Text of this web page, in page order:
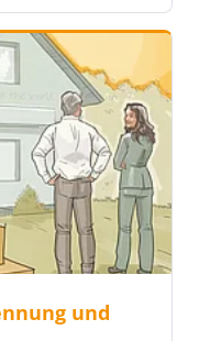
und